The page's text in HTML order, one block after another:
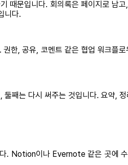
때문입니다. 회의록은 페이지로 남
니다.
한, 공유, 코멘트 같은 협업 워크
째는 다시 써주는 것입니다. 요약,
. Notion이나 Evernote 같은 곳에